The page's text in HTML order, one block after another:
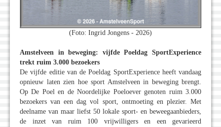
(Foto: Ingrid Jongens - 2026)
Amstelveen in beweging: vijfde Poeldag SportExperience
trekt ruim 3.000 bezoekers
De vijfde editie van de Poeldag SportExperience heeft vandaag
opnieuw laten zien hoe sport Amstelveen in beweging brengt.
Op De Poel en de Noordelijke Poeloever genoten ruim 3.000
bezoekers van een dag vol sport, ontmoeting en plezier. Met
deelname van maar liefst 50 lokale sport- en beweegaanbieders,
de inzet van ruim 100 vrijwilligers en een gevarieerd